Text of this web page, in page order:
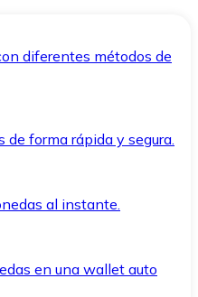
diferentes métodos de
forma rápida y segura.
al instante.
en una wallet auto